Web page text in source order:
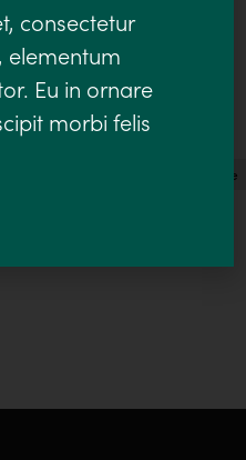
pieśni liturgiczne
consectetur
elementum
Eu in ornare
morbi felis